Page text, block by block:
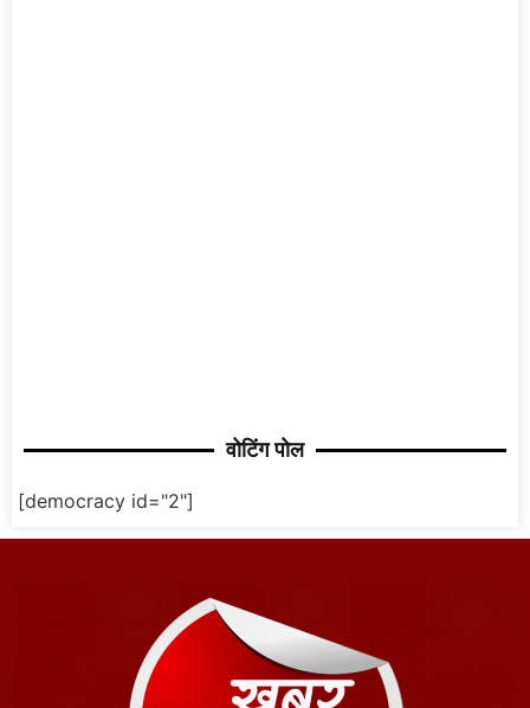
वोटिंग पोल
[democracy id="2"]